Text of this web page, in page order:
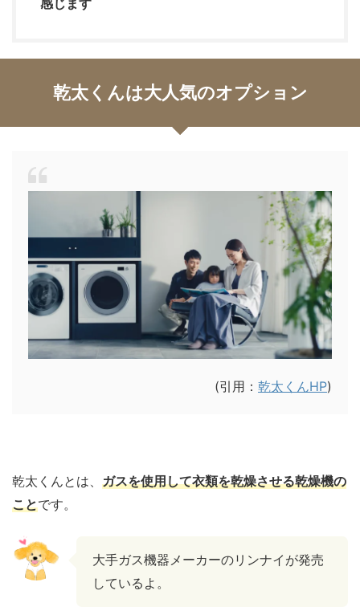
感じます
乾太くんは大人気のオプション
(引用： 乾太くんHP)
乾太くんとは、 ガスを使用して衣類を乾燥させる乾燥機の
ことです。
大手ガス機器メーカーのリンナイが発売
しているよ。